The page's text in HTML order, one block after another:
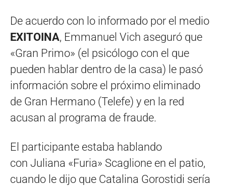
De acuerdo con lo informado por el medio
EXITOINA, Emmanuel Vich aseguró que
«Gran Primo» (el psicólogo con el que
pueden hablar dentro de la casa) le pasó
información sobre el próximo eliminado
de Gran Hermano (Telefe) y en la red
acusan al programa de fraude.
El participante estaba hablando
con Juliana «Furia» Scaglione en el patio,
cuando le dijo que Catalina Gorostidi sería